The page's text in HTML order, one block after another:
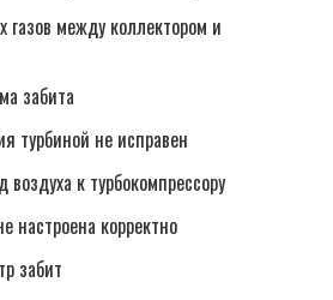
газов между коллектором и
забита
турбиной не исправен
к турбокомпрессору
настроена корректно
забит